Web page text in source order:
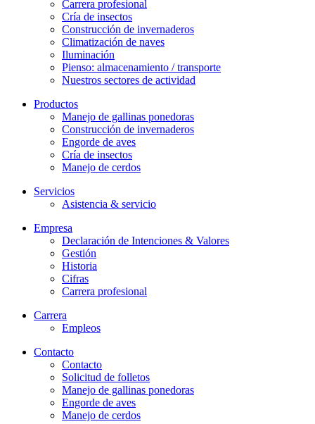
Carrera profesional
Cría de insectos
Construcción de invernaderos
Climatización de naves
Iluminación
Pienso: almacenamiento / transporte
Nuestros sectores de actividad
Productos
Manejo de gallinas ponedoras
Construcción de invernaderos
Engorde de aves
Cría de insectos
Manejo de cerdos
Servicios
Asistencia & servicio
Empresa
Declaración de Intenciones & Valores
Gestión
Historia
Cifras
Carrera profesional
Carrera
Empleos
Contacto
Contacto
Solicitud de folletos
Manejo de gallinas ponedoras
Engorde de aves
Manejo de cerdos